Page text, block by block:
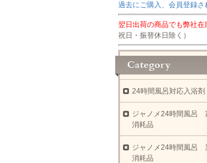
過去にご購入、会員登録さ
翌日出荷の商品でも弊社在
祝日・振替休日除く）
24時間風呂対応入浴剤
ジャノメ24時間風呂
消耗品
ジャノメ24時間風呂
消耗品